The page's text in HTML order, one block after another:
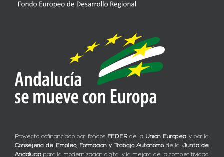
Proyecto cofinanciado por fondos FEDERde la Unión Europea y por la
Consejería de Empleo, Formación y Trabajo Autónomode la Junta de
Andalucía para la modernización digital y la mejora de la competitividad